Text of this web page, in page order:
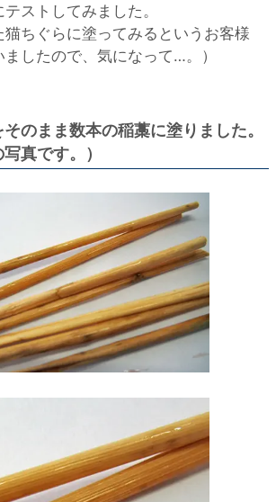
ストしてみました。
猫ちぐらに塗ってみるというお客様
したので、気になって…。）
のまま数本の稲藁に塗りました。
真です。）